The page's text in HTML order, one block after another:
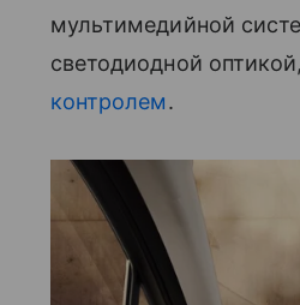
мультимедийной
светодиодной
контролем.